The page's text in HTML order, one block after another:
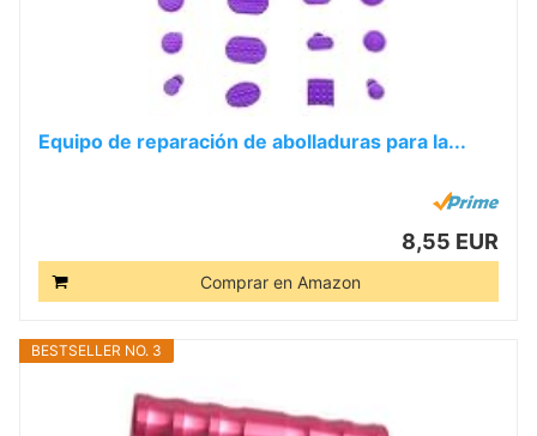
Equipo de reparación de abolladuras para la...
8,55 EUR
Comprar en Amazon
BESTSELLER NO. 3